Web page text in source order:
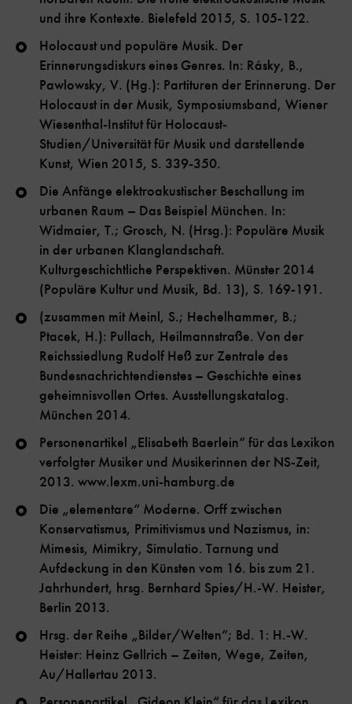
und ihre Kontexte. Bielefeld 2015, S. 105-122.
Holocaust und populäre Musik. Der
Erinnerungsdiskurs eines Genres. In: Rásky, B.,
Pawlowsky, V. (Hg.): Partituren der Erinnerung. Der
Holocaust in der Musik, Symposiumsband, Wiener
Wiesenthal-Institut für Holocaust-
Studien/Universität für Musik und darstellende
Kunst, Wien 2015, S. 339-350.
Die Anfänge elektroakustischer Beschallung im
urbanen Raum – Das Beispiel München. In:
Widmaier, T.; Grosch, N. (Hrsg.): Populäre Musik
in der urbanen Klanglandschaft.
Kulturgeschichtliche Perspektiven. Münster 2014
(Populäre Kultur und Musik, Bd. 13), S. 169-191.
(zusammen mit Meinl, S.; Hechelhammer, B.;
Ptacek, H.): Pullach, Heilmannstraße. Von der
Reichssiedlung Rudolf Heß zur Zentrale des
Bundesnachrichtendienstes – Geschichte eines
geheimnisvollen Ortes. Ausstellungskatalog.
München 2014.
Personenartikel „Elisabeth Baerlein“ für das Lexikon
verfolgter Musiker und Musikerinnen der NS-Zeit,
2013. www.lexm.uni-hamburg.de
Die „elementare“ Moderne. Orff zwischen
Konservatismus, Primitivismus und Nazismus, in:
Mimesis, Mimikry, Simulatio. Tarnung und
Aufdeckung in den Künsten vom 16. bis zum 21.
Jahrhundert, hrsg. Bernhard Spies/H.-W. Heister,
Berlin 2013.
Hrsg. der Reihe „Bilder/Welten“; Bd. 1: H.-W.
Heister: Heinz Gellrich – Zeiten, Wege, Zeiten,
Au/Hallertau 2013.